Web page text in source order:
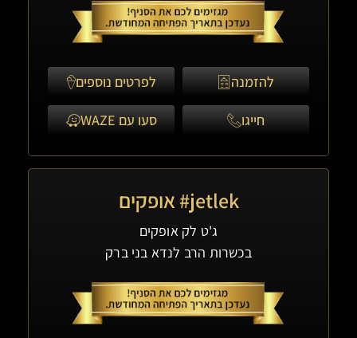
להזמנה לפרטים נוספים
חייגו סעו עם WAZE
jetlek# אופקים
ג'ט לק אופקים
בכשרות הרב לנדא בני ברק